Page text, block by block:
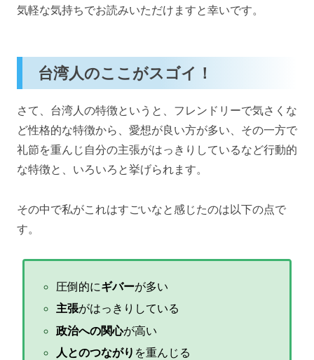
気軽な気持ちでお読みいただけますと幸いです。
台湾人のここがスゴイ！
さて、台湾人の特徴というと、フレンドリーで気さくな
ど性格的な特徴から、愛想が良い方が多い、その一方で
礼節を重んじ自分の主張がはっきりしているなど行動的
な特徴と、いろいろと挙げられます。
その中で私がこれはすごいなと感じたのは以下の点で
す。
圧倒的にギバーが多い
主張がはっきりしている
政治への関心が高い
人とのつながり を重んじる